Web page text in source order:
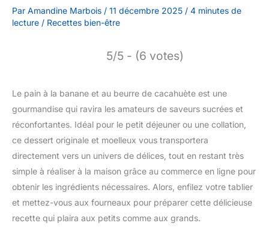
Par Amandine Marbois / 11 décembre 2025 / 4 minutes de
lecture / Recettes bien-être
5/5 - (6 votes)
Le pain à la banane et au beurre de cacahuète est une
gourmandise qui ravira les amateurs de saveurs sucrées et
réconfortantes. Idéal pour le petit déjeuner ou une collation,
ce dessert originale et moelleux vous transportera
directement vers un univers de délices, tout en restant très
simple à réaliser à la maison grâce au commerce en ligne pour
obtenir les ingrédients nécessaires. Alors, enfilez votre tablier
et mettez-vous aux fourneaux pour préparer cette délicieuse
recette qui plaira aux petits comme aux grands.